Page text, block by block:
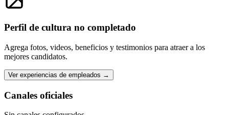
Perfil de cultura no completado
Agrega fotos, videos, beneficios y testimonios para atraer a los
mejores candidatos.
Ver experiencias de empleados →
Canales oficiales